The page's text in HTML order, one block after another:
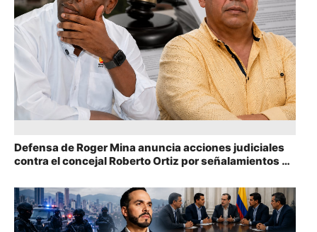
Defensa de Roger Mina anuncia acciones judiciales
contra el concejal Roberto Ortiz por señalamientos en